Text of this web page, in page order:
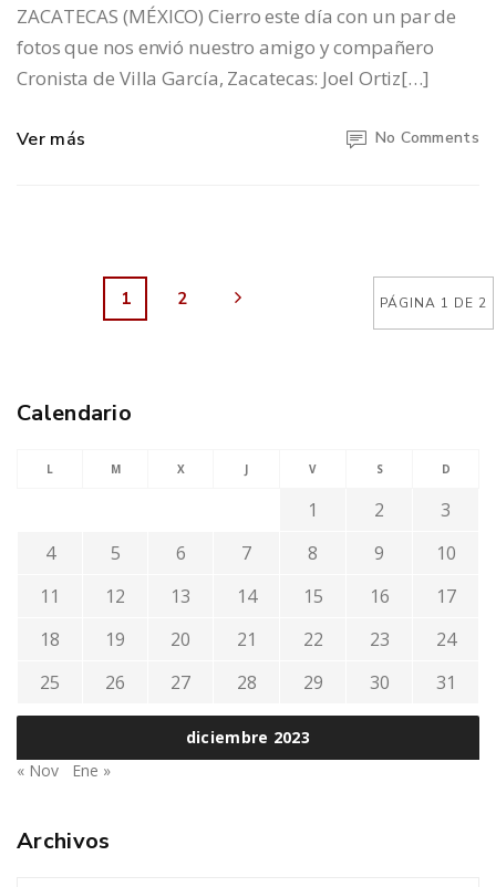
ZACATECAS (MÉXICO) Cierro este día con un par de
fotos que nos envió nuestro amigo y compañero
Cronista de Villa García, Zacatecas: Joel Ortiz[…]
Ver más No Comments
PÁGINA 1 DE 2
1 2
Calendario
diciembre 2023
L M X J V S D
1 2
3
4
5 6 7 8 9
10
11
12 13 14 15 16
17
18
19 20 21 22 23
24
25
26 27 28 29 30 31
« Nov Ene »
Archivos